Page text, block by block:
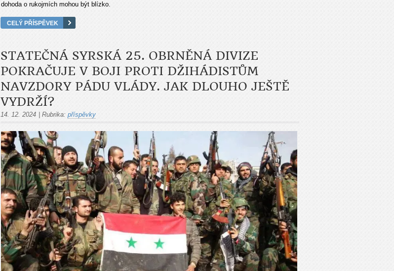
dohoda o rukojmích mohou být blízko.
CELÝ PŘÍSPĚVEK
STATEČNÁ SYRSKÁ 25. OBRNĚNÁ DIVIZE
POKRAČUJE V BOJI PROTI DŽIHÁDISTŮM
NAVZDORY PÁDU VLÁDY. JAK DLOUHO JEŠTĚ
VYDRŽÍ?
14. 12. 2024 Rubrika: příspěvky